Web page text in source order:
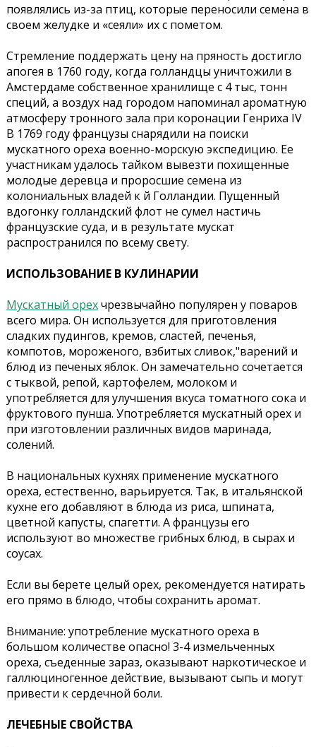
появлялись из-за птиц, которые переносили семена в
своем желудке и «сеяли» их с пометом.
Стремление поддержать цену на пряность достигло
апогея в 1760 году, когда голландцы уничтожили в
Амстердаме собственное хранилище с 4 тыс, тонн
специй, а воздух над городом напоминал ароматную
атмосферу тронного зала при коронации Генриха IV
В 1769 году французы снарядили на поиски
мускатного ореха военно-морскую экспедицию. Ее
участникам удалось тайком вывезти похищенные
молодые деревца и проросшие семена из
колониальных владей к й Голландии. Пущенный
вдогонку голландский флот не сумел настичь
французские суда, и в результате мускат
распространился по всему свету.
ИСПОЛЬЗОВАНИЕ В КУЛИНАРИИ
Мускатный орехчрезвычайно популярен у поваров
всего мира. Он используется для приготовления
сладких пудингов, кремов, сластей, печенья,
компотов, мороженого, взбитых сливок,"варений и
блюд из печеных яблок. Он замечательно сочетается
с тыквой, репой, картофелем, молоком и
употребляется для улучшения вкуса томатного сока и
фруктового пунша. Употребляется мускатный орех и
при изготовлении различных видов маринада,
солений.
В национальных кухнях применение мускатного
ореха, естественно, варьируется. Так, в итальянской
кухне его добавляют в блюда из риса, шпината,
цветной капусты, спагетти. А французы его
используют во множестве грибных блюд, в сырах и
соусах.
Если вы берете целый орех, рекомендуется натирать
его прямо в блюдо, чтобы сохранить аромат.
Внимание: употребление мускатного ореха в
большом количестве опасно! 3-4 измельченных
ореха, съеденные зараз, оказывают наркотическое и
галлюциногенное действие, вызывают сыпь и могут
привести к сердечной боли.
ЛЕЧЕБНЫЕ СВОЙСТВА